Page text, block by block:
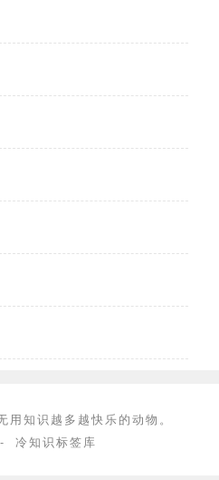
知识越多越快乐的动物。
- 冷知识标签库